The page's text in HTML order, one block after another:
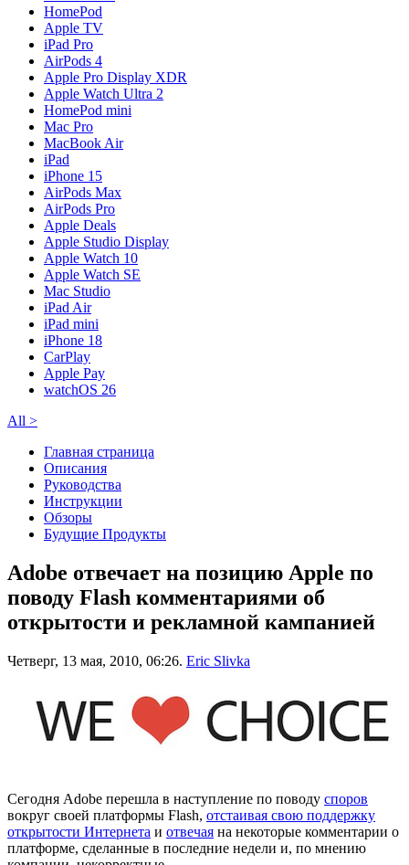
HomePod
Apple TV
iPad Pro
AirPods 4
Apple Pro Display XDR
Apple Watch Ultra 2
HomePod mini
Mac Pro
MacBook Air
iPad
iPhone 15
AirPods Max
AirPods Pro
Apple Deals
Apple Studio Display
Apple Watch 10
Apple Watch SE
Mac Studio
iPad Air
iPad mini
iPhone 18
CarPlay
Apple Pay
watchOS 26
All >
Главная страница
Описания
Руководства
Инструкции
Обзоры
Будущие Продукты
Adobe отвечает на позицию Apple по
поводу Flash комментариями об
открытости и рекламной кампанией
Четверг, 13 мая, 2010, 06:26. Eric Slivka
Сегодня Adobe перешла в наступление по поводу споров
вокруг своей платформы Flash, отстаивая свою поддержку
открытости Интернета и отвечая на некоторые комментарии о
платформе, сделанные в последние недели и, по мнению